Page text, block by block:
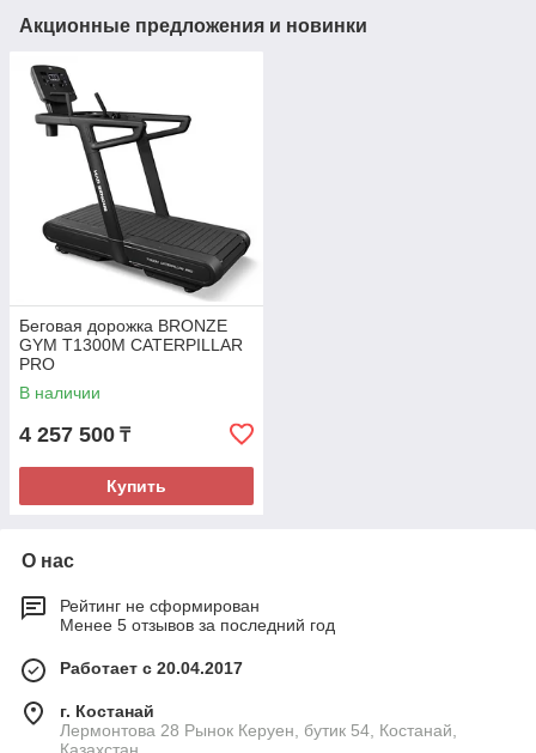
Акционные предложения и новинки
Беговая дорожка BRONZE
GYM T1300M CATERPILLAR
PRO
В наличии
4 257 500 ₸
Купить
О нас
Рейтинг не сформирован
Менее 5 отзывов за последний год
Работает с 20.04.2017
г. Костанай
Лермонтова 28 Рынок Керуен, бутик 54, Костанай,